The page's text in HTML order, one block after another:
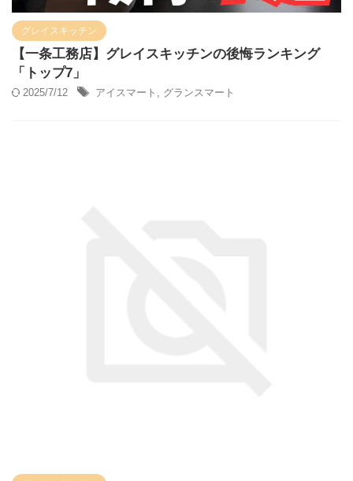
グレイスキッチン
【一条工務店】グレイスキッチンの後悔ランキング
「トップ7」
2025/7/12 アイスマート グランスマート